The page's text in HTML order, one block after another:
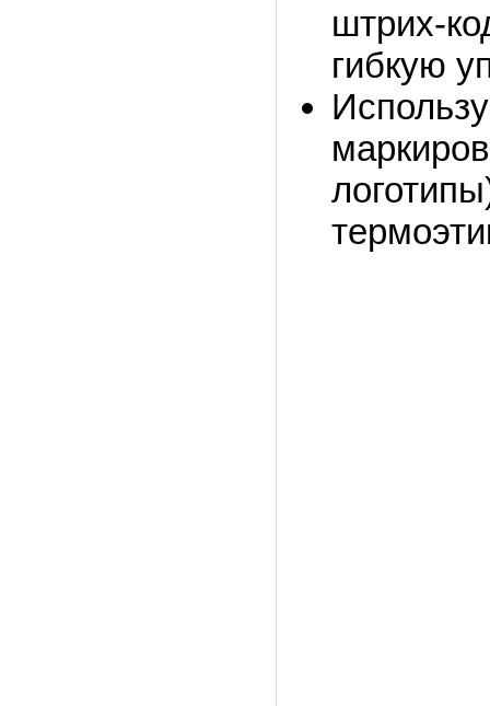
штрих-
гибкую